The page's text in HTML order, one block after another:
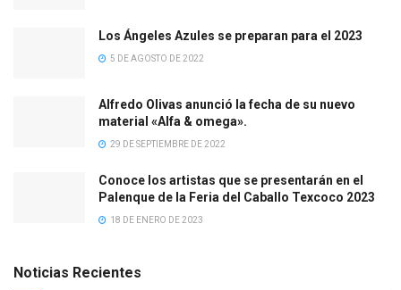
Los Ángeles Azules se preparan para el 2023
5 DE AGOSTO DE 2022
Alfredo Olivas anunció la fecha de su nuevo
material «Alfa & omega».
29 DE SEPTIEMBRE DE 2022
Conoce los artistas que se presentarán en el
Palenque de la Feria del Caballo Texcoco 2023
18 DE ENERO DE 2023
Noticias Recientes